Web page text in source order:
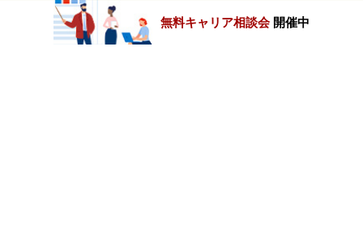
無料キャリア相談会 開催中